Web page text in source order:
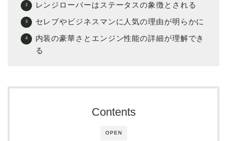
レンジローバーはステータスの象徴とされる
セレブやビジネスマンに人気の理由が明らかに
内装の豪華さとエンジン性能の詳細が理解でき
る
OPEN
Contents